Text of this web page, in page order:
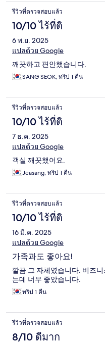
รีวิวที่ตรวจสอบแล้ว
10/10 ไร้ที่ติ
6 พ.ย. 2025
แปลด้วย Google
깨끗하고 편안했습니다.
SANG SEOK, ทริป 1 คืน
รีวิวที่ตรวจสอบแล้ว
10/10 ไร้ที่ติ
7 ธ.ค. 2025
แปลด้วย Google
객실 깨끗했어요.
Jeasang, ทริป 1 คืน
รีวิวที่ตรวจสอบแล้ว
10/10 ไร้ที่ติ
16 มี.ค. 2025
แปลด้วย Google
가족과도 좋아요!
깔끔 그 자체였습니다. 비즈
는데 너무 좋았습니다.
ทริป 1 คืน
รีวิวที่ตรวจสอบแล้ว
8/10 ดีมาก